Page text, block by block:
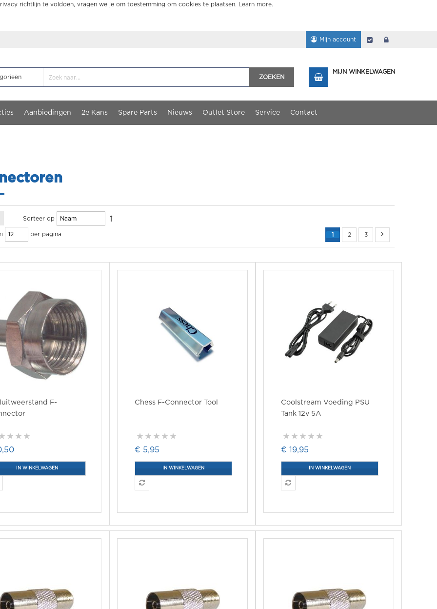
richtlijn te voldoen, vragen we je om toestemming om cookies te plaatsen. Learn more.
Mijn account Afrekenen
ZOEKEN
MIJN WINKELWAGEN
Aanbiedingen 2e Kans Spare Parts Nieuws Outlet Store Service Contact
Sorteer op
per pagina 1 2 3
F-
IN WINKELWAGEN
Chess F-Connector Tool
€ 5,95
IN WINKELWAGEN
Coolstream Voeding PSU
Tank 12v 5A
€ 19,95
IN WINKELWAGEN